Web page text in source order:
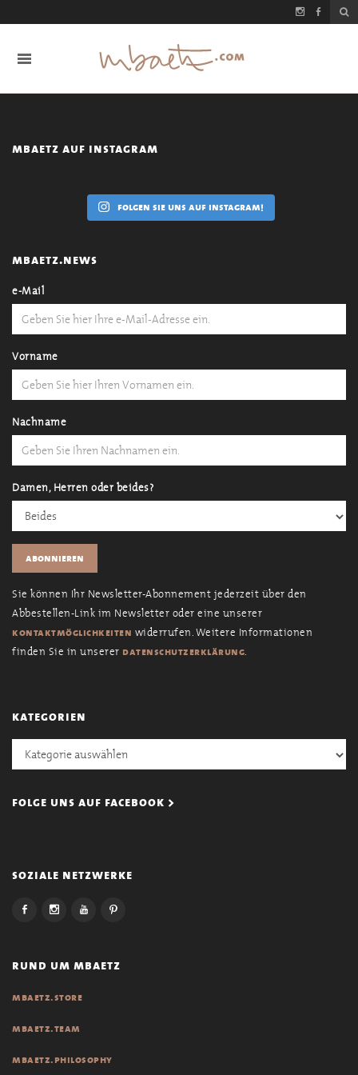
mbaetz auf instagram
folgen sie uns auf instagram!
mbaetz.news
e-Mail
Vorname
Nachname
Damen, Herren oder beides?
Sie können Ihr Newsletter-Abonnement jederzeit über den
Abbestellen-Link im Newsletter oder eine unserer
kontaktmöglichkeiten widerrufen. Weitere Informationen
finden Sie in unserer datenschutzerklärung.
kategorien
Kategorien
folge uns auf facebook >
soziale netzwerke
rund um mbaetz
mbaetz.store
mbaetz.team
mbaetz.philosophy